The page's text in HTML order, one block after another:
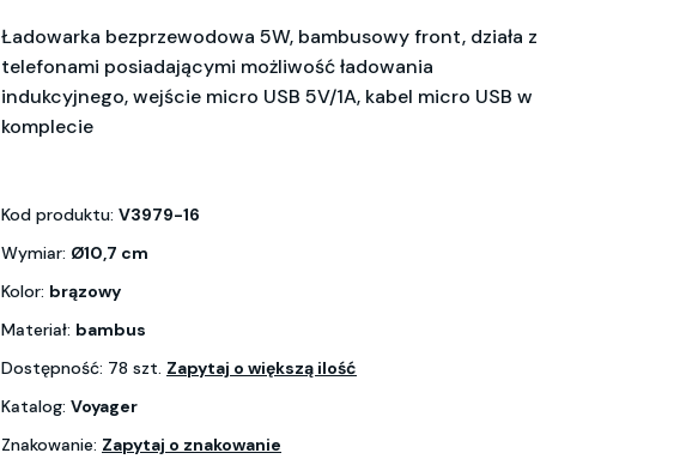
Ładowarka bezprzewodowa 5W, bambusowy front, działa z
telefonami posiadającymi możliwość ładowania
indukcyjnego, wejście micro USB 5V/1A, kabel micro USB w
komplecie
Kod produktu: V3979-16
Wymiar: Ø10,7 cm
Kolor: brązowy
Materiał: bambus
Dostępność: 78 szt. Zapytaj o większą ilość
Katalog: Voyager
Znakowanie: Zapytaj o znakowanie